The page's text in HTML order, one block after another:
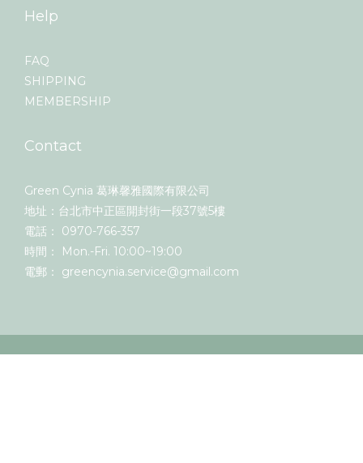
Help
FAQ
SHIPPING
MEMBERSHIP
Contact
Green Cynia 葛琳馨雅國際有限公司
地址：台北市中正區開封街一段37號5樓
電話： 0970-766-357
時間： Mon.-Fri. 10:00~19:00
電郵： greencynia.service@gmail.com